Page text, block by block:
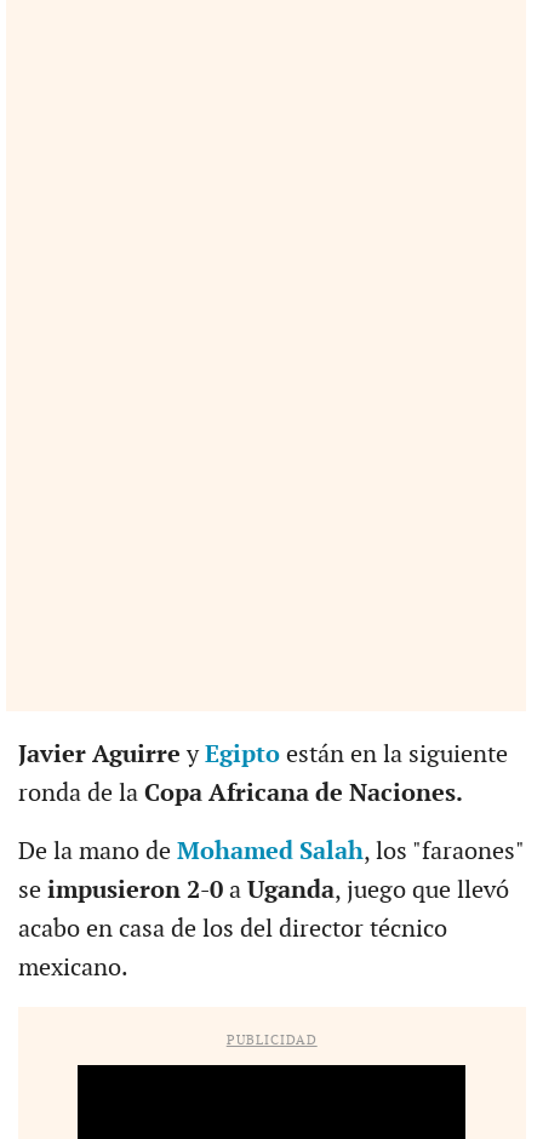
Javier Aguirre yEgipto están en la siguiente
ronda de la Copa Africana de Naciones.
De la mano de Mohamed Salah, los "faraones"
se impusieron 2-0a Uganda, juego que llevó
acabo en casa de los del director técnico
mexicano.
PUBLICIDAD